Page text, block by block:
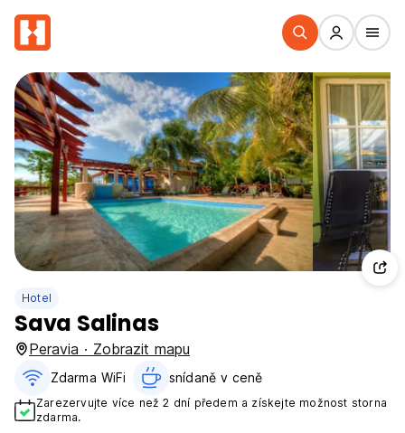
Hotel
Sava Salinas
Peravia · Zobrazit mapu
Zdarma WiFi snídaně v ceně‎
Zarezervujte více než 2 dní předem a získejte možnost storna
zdarma.